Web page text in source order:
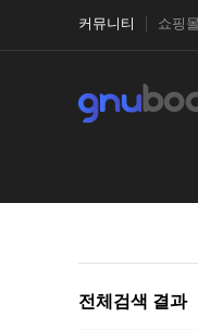
커뮤니티 쇼핑몰
전체검색 결과